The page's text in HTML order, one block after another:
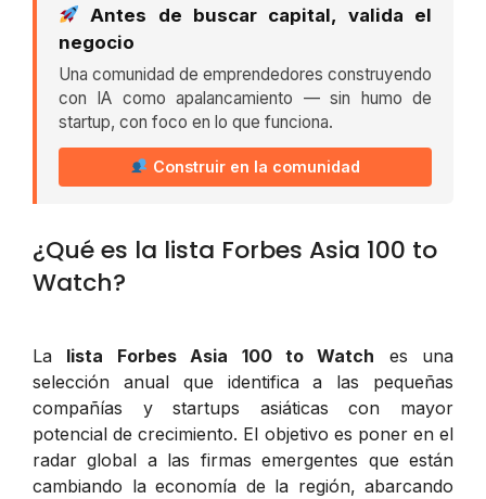
Antes de buscar capital, valida el
negocio
Una comunidad de emprendedores construyendo
con IA como apalancamiento — sin humo de
startup, con foco en lo que funciona.
Construir en la comunidad
¿Qué es la lista Forbes Asia 100 to
Watch?
La lista Forbes Asia 100 to Watch es una
selección anual que identifica a las pequeñas
compañías y startups asiáticas con mayor
potencial de crecimiento. El objetivo es poner en el
radar global a las firmas emergentes que están
cambiando la economía de la región, abarcando